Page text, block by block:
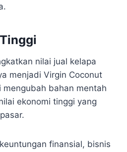
nilai jual kelapa
menjadi Virgin Coconut
mengubah bahan mentah
ekonomi tinggi yang
finansial, bisnis